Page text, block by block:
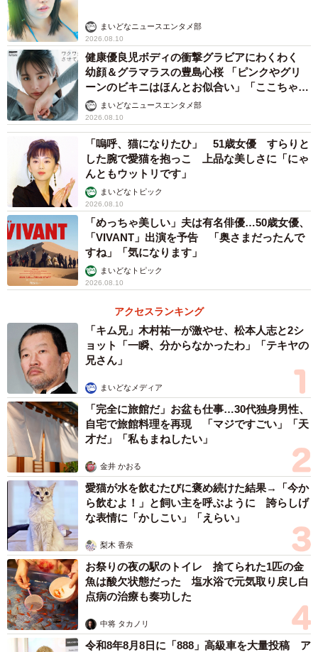
まいどなニュースエンタメ部
2026.08.10
健康優良児ボディの衝撃グラビアにわくわく
幼顔＆グラマラスの豊島心桜 「ピンクやグリ
ーンのビキニはほんとお似合い」「ここちゃん
天使 また可愛くなった」
まいどなニュースエンタメ部
2026.08.10
「嗚呼、猫になりたひ」 51歳女優 すらりと
した腕で愛猫を抱っこ 上品な美しさに「にゃ
んともウットリです」
まいどなトピック
2026.08.10
「めっちゃ美しい」夫は有名俳優…50歳女優、
「VIVANT」出演を予告 「奥さまだったんで
すね」「気になります」
まいどなトピック
2026.08.10
アクセスランキング
「キム兄」木村祐一が激やせ、松本人志と2シ
ョット「一瞬、分からなかったわ」「テキヤの
兄さん」
まいどなメディア
「完全に旅館だ」お盆も仕事…30代独身男性、
自宅で旅館料理を再現 「マジですごい」「天
才だ」「私もまねしたい」
金井 かおる
愛猫が水を飲むたびに褒め続けた結果→「今か
ら飲むよ！」と飼い主を呼ぶように 誇らしげ
な表情に「かしこい」「えらい」
梨木 香奈
お祭りの夜の駅のトイレ 捨てられた1匹の金
魚は酸欠状態だった 塩水浴で元気取り戻し白
点病の治療も奏功した
中将 タカノリ
令和8年8月8日に「888」高級車を大量投稿 ア